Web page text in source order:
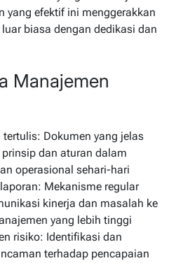
yang efektif ini menggerakkan
biasa dengan dedikasi dan
Manajemen
tertulis: Dokumen yang jelas
dan aturan dalam
operasional sehari-hari
Mekanisme regular
kinerja dan masalah ke
yang lebih tinggi
risiko: Identifikasi dan
terhadap pencapaian